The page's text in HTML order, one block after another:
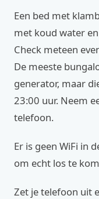
Een bed met
met koud water
Check meteen
De meeste
generator, maar
23:00 uur. Neem
telefoon.
Er is geen WiFi in
om echt los te
Zet je telefoon uit